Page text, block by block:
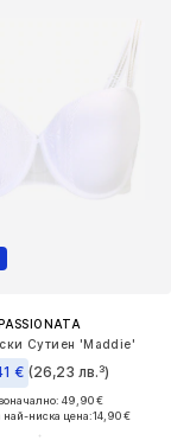
PASSIONATA
Сутиен 'Maddie'
€ (26,23 лв.³)
49,90 €
най-ниска цена:14,90 €